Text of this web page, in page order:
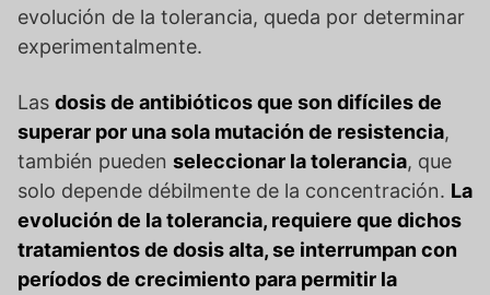
evolución de la tolerancia, queda por determinar
experimentalmente.
Las dosis de antibióticos que son difíciles de
superar por una sola mutación de resistencia,
también pueden seleccionar la tolerancia, que
solo depende débilmente de la concentración. La
evolución de la tolerancia, requiere que dichos
tratamientos de dosis alta, se interrumpan con
períodos de crecimiento para permitir la